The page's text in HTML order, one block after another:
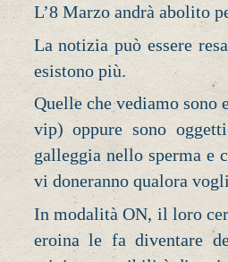
L’8 Marzo andrà abolito
La notizia può essere
esistono più.
Quelle che vediamo
vip) oppure sono
galleggia nello sperma e
vi doneranno qualora
In modalità ON, il loro
eroina le fa diventare